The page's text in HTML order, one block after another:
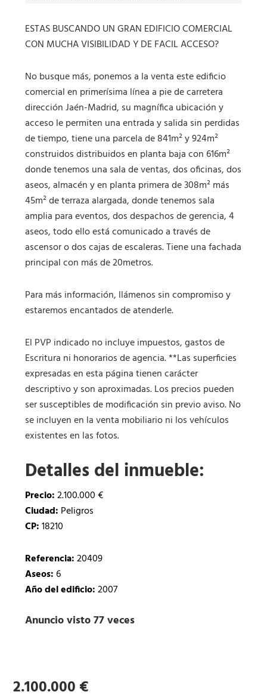
ESTAS BUSCANDO UN GRAN EDIFICIO COMERCIAL
CON MUCHA VISIBILIDAD Y DE FACIL ACCESO?
No busque más, ponemos a la venta este edificio
comercial en primerísima línea a pie de carretera
dirección Jaén-Madrid, su magnífica ubicación y
acceso le permiten una entrada y salida sin perdidas
de tiempo, tiene una parcela de 841m² y 924m²
construidos distribuidos en planta baja con 616m²
donde tenemos una sala de ventas, dos oficinas, dos
aseos, almacén y en planta primera de 308m² más
45m² de terraza alargada, donde tenemos sala
amplia para eventos, dos despachos de gerencia, 4
aseos, todo ello está comunicado a través de
ascensor o dos cajas de escaleras. Tiene una fachada
principal con más de 20metros.
Para más información, llámenos sin compromiso y
estaremos encantados de atenderle.
El PVP indicado no incluye impuestos, gastos de
Escritura ni honorarios de agencia. **Las superficies
expresadas en esta página tienen carácter
descriptivo y son aproximadas. Los precios pueden
ser susceptibles de modificación sin previo aviso. No
se incluyen en la venta mobiliario ni los vehículos
existentes en las fotos.
Detalles del inmueble:
Precio:2.100.000 €
Ciudad: Peligros
CP:18210
Referencia:20409
Aseos:6
Año del edificio:2007
Anuncio visto 77 veces
2.100.000 €